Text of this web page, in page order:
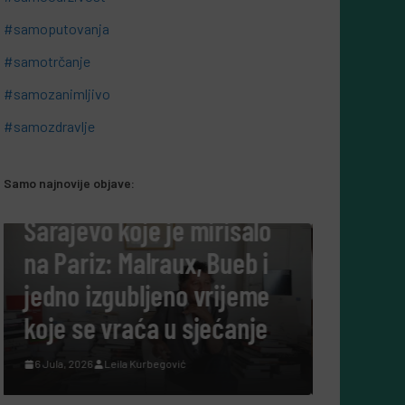
#samoputovanja
#samotrčanje
#samozanimljivo
#samozdravlje
Samo najnovije objave:
#SAMOKULTURA
Tako su govorili: Šta nam
danas govore ljudi koji su
cijeli život posvetili
nauci?
7 Augusta, 2026 Leila Kurbegović